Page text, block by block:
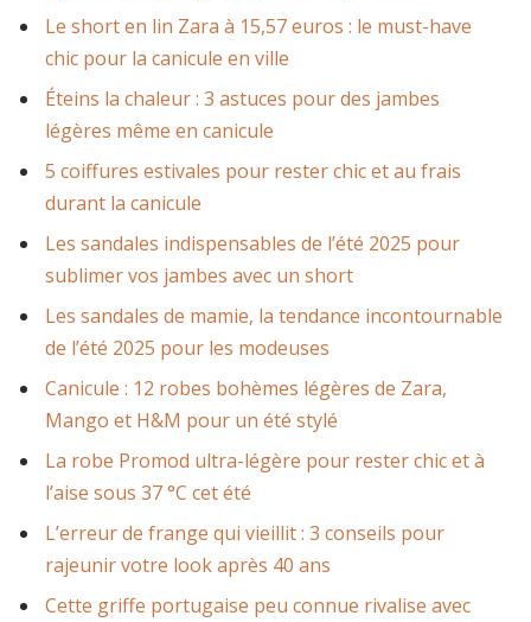
Le short en lin Zara à 15,57 euros : le must-have
chic pour la canicule en ville
Éteins la chaleur : 3 astuces pour des jambes
légères même en canicule
5 coiffures estivales pour rester chic et au frais
durant la canicule
Les sandales indispensables de l’été 2025 pour
sublimer vos jambes avec un short
Les sandales de mamie, la tendance incontournable
de l’été 2025 pour les modeuses
Canicule : 12 robes bohèmes légères de Zara,
Mango et H&M pour un été stylé
La robe Promod ultra-légère pour rester chic et à
l’aise sous 37 °C cet été
L’erreur de frange qui vieillit : 3 conseils pour
rajeunir votre look après 40 ans
Cette griffe portugaise peu connue rivalise avec